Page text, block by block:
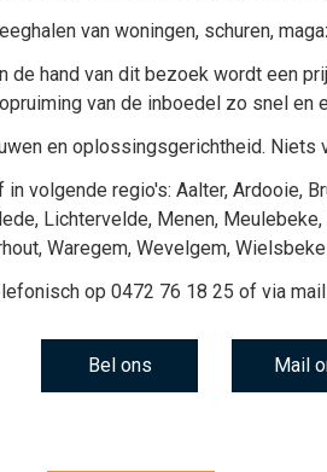
van woningen, schuren,
de hand van dit bezoek wordt een
van de inboedel zo snel en
en oplossingsgerichtheid. Niets
in volgende regio's: Aalter, Ardooie,
, Lichtervelde, Menen, Meulebeke,
, Waregem, Wevelgem, Wielsbeke
op 0472 76 18 25 of via
Bel ons Mail